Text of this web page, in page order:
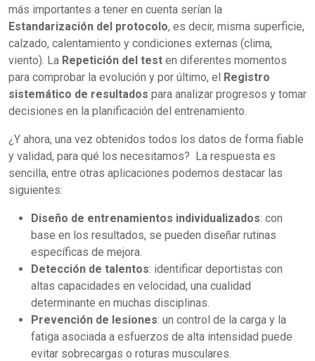
más importantes a tener en cuenta serían la
Estandarización del protocolo, es decir, misma superficie,
calzado, calentamiento y condiciones externas (clima,
viento). La Repetición del test en diferentes momentos
para comprobar la evolución y por último, el Registro
sistemático de resultados para analizar progresos y tomar
decisiones en la planificación del entrenamiento.
¿Y ahora, una vez obtenidos todos los datos de forma fiable
y validad, para qué los necesitamos? La respuesta es
sencilla, entre otras aplicaciones podemos destacar las
siguientes:
Diseño de entrenamientos individualizados: con
base en los resultados, se pueden diseñar rutinas
específicas de mejora.
Detección de talentos: identificar deportistas con
altas capacidades en velocidad, una cualidad
determinante en muchas disciplinas.
Prevención de lesiones: un control de la carga y la
fatiga asociada a esfuerzos de alta intensidad puede
evitar sobrecargas o roturas musculares.